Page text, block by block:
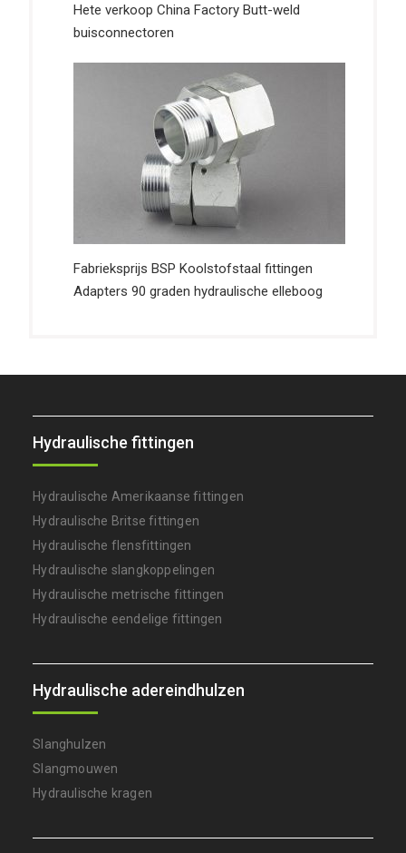
Hete verkoop China Factory Butt-weld
buisconnectoren
Fabrieksprijs BSP Koolstofstaal fittingen
Adapters 90 graden hydraulische elleboog
Hydraulische fittingen
Hydraulische Amerikaanse fittingen
Hydraulische Britse fittingen
Hydraulische flensfittingen
Hydraulische slangkoppelingen
Hydraulische metrische fittingen
Hydraulische eendelige fittingen
Hydraulische adereindhulzen
Slanghulzen
Slangmouwen
Hydraulische kragen